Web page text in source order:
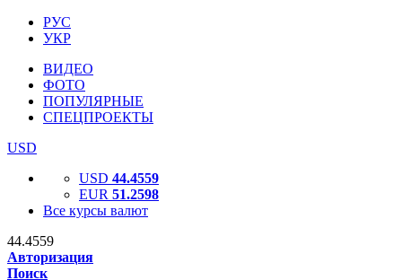
РУС
УКР
ВИДЕО
ФОТО
ПОПУЛЯРНЫЕ
СПЕЦПРОЕКТЫ
USD
USD 44.4559
EUR 51.2598
Все курсы валют
44.4559
Авторизация
Поиск